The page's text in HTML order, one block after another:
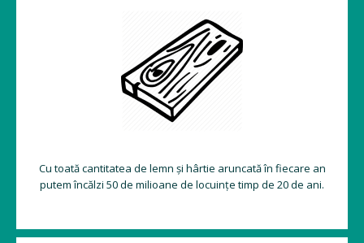
Cu toată cantitatea de lemn și hârtie aruncată în fiecare an
putem încălzi 50 de milioane de locuințe timp de 20 de ani.